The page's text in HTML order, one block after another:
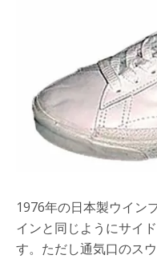
1976年の日本製ウイン
インと同じようにサイ
す。ただし通気口のス